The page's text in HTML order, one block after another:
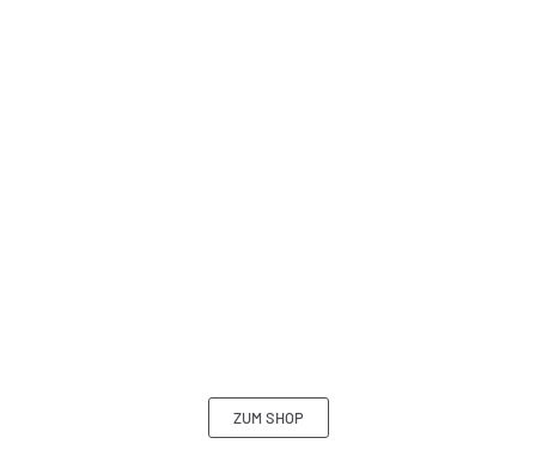
ZUM SHOP